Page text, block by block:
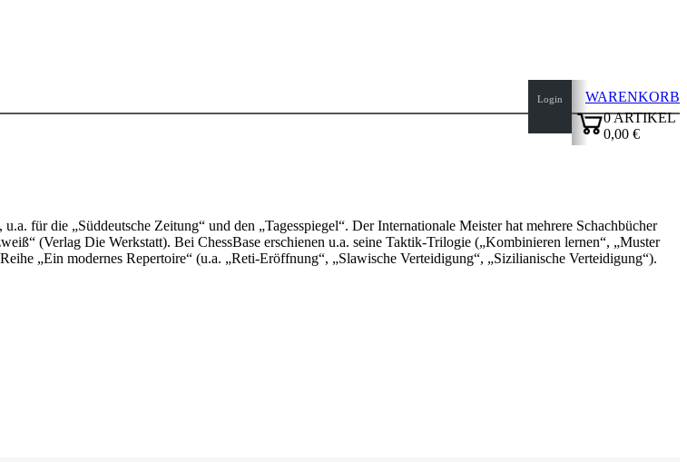
Login
WARENKORB
0ARTIKEL
0,00 €
für die „Süddeutsche Zeitung“ und den „Tagesspiegel“. Der Internationale Meister hat mehrere Schachbücher
(Verlag Die Werkstatt). Bei ChessBase erschienen u.a. seine Taktik-Trilogie („Kombinieren lernen“, „Muster
„Ein modernes Repertoire“ (u.a. „Reti-Eröffnung“, „Slawische Verteidigung“, „Sizilianische Verteidigung“).